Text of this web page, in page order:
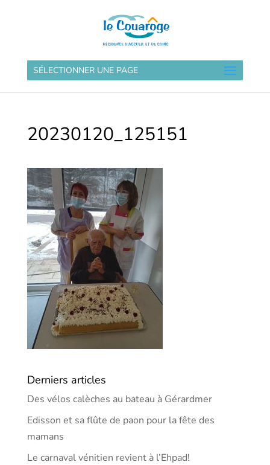
SÉLECTIONNER UNE PAGE
20230120_125151
Derniers articles
Des vélos calèches au bateau à Gérardmer
Edisson et sa flûte de paon pour la fête des
mamans
Le carnaval vénitien revient à l’Ehpad!